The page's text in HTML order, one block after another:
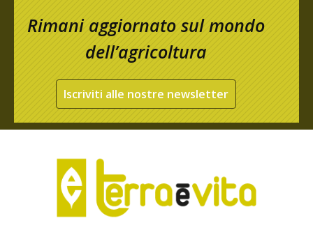
Rimani aggiornato sul mondo
dell’agricoltura
Iscriviti alle nostre newsletter